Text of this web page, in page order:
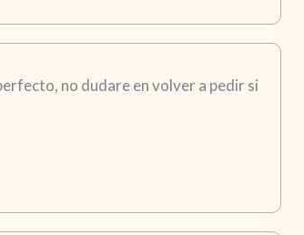
no dudare en volver a pedir si